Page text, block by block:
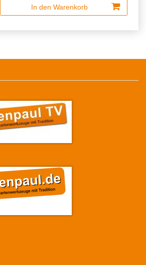
In den Warenkorb